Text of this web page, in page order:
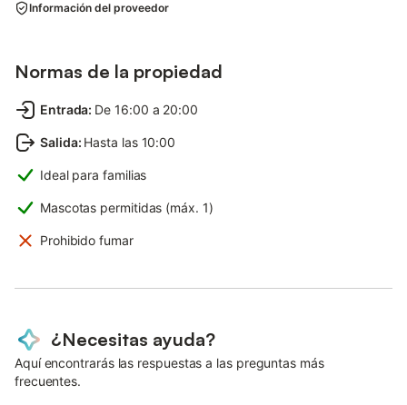
Información del proveedor
Normas de la propiedad
Entrada: De 16:00 a 20:00
Salida: Hasta las 10:00
Ideal para familias
Mascotas permitidas (máx. 1)
Prohibido fumar
¿Necesitas ayuda?
Aquí encontrarás las respuestas a las preguntas más
frecuentes.